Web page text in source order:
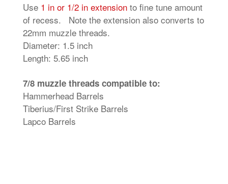
Use 1 in or 1/2 in extension to fine tune amount
of recess. Note the extension also converts to
22mm muzzle threads.
Diameter: 1.5 inch
Length: 5.65 inch
7/8 muzzle threads compatible to:
Hammerhead Barrels
Tiberius/First Strike Barrels
Lapco Barrels